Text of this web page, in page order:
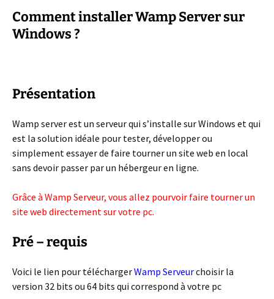
Comment installer Wamp Server sur
Windows ?
Présentation
Wamp server est un serveur qui s’installe sur Windows et qui
est la solution idéale pour tester, développer ou
simplement essayer de faire tourner un site web en local
sans devoir passer par un hébergeur en ligne.
Grâce à Wamp Serveur, vous allez pourvoir faire tourner un
site web directement sur votre pc.
Pré – requis
Voici le lien pour téléchargerWamp Serveurchoisir la
version 32 bits ou 64 bits qui correspond à votre pc